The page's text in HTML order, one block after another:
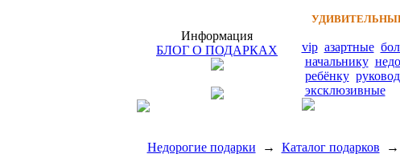
Информация
БЛОГ О ПОДАРКАХ
vip азартные
начальнику
ребёнку
эксклюзивные
Недорогие подарки → Каталог подарков →